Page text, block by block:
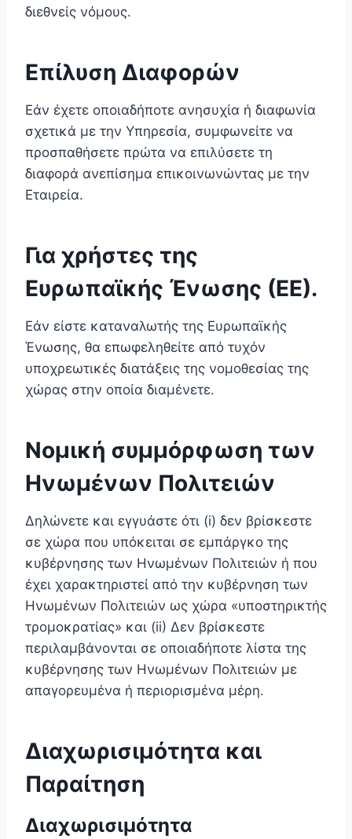
διεθνείς νόμους.
Επίλυση Διαφορών
Εάν έχετε οποιαδήποτε ανησυχία ή διαφωνία
σχετικά με την Υπηρεσία, συμφωνείτε να
προσπαθήσετε πρώτα να επιλύσετε τη
διαφορά ανεπίσημα επικοινωνώντας με την
Εταιρεία.
Για χρήστες της
Ευρωπαϊκής Ένωσης (ΕΕ).
Εάν είστε καταναλωτής της Ευρωπαϊκής
Ένωσης, θα επωφεληθείτε από τυχόν
υποχρεωτικές διατάξεις της νομοθεσίας της
χώρας στην οποία διαμένετε.
Νομική συμμόρφωση των
Ηνωμένων Πολιτειών
Δηλώνετε και εγγυάστε ότι (i) δεν βρίσκεστε
σε χώρα που υπόκειται σε εμπάργκο της
κυβέρνησης των Ηνωμένων Πολιτειών ή που
έχει χαρακτηριστεί από την κυβέρνηση των
Ηνωμένων Πολιτειών ως χώρα «υποστηρικτής
τρομοκρατίας» και (ii) Δεν βρίσκεστε
περιλαμβάνονται σε οποιαδήποτε λίστα της
κυβέρνησης των Ηνωμένων Πολιτειών με
απαγορευμένα ή περιορισμένα μέρη.
Διαχωρισιμότητα και
Παραίτηση
Διαχωρισιμότητα